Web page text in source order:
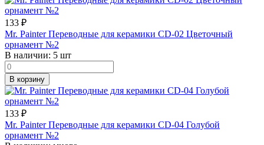
133 ₽
Mr. Painter Переводные для керамики CD-02 Цветочный
орнамент №2
В наличии: 5 шт
В корзину
133 ₽
Mr. Painter Переводные для керамики CD-04 Голубой
орнамент №2